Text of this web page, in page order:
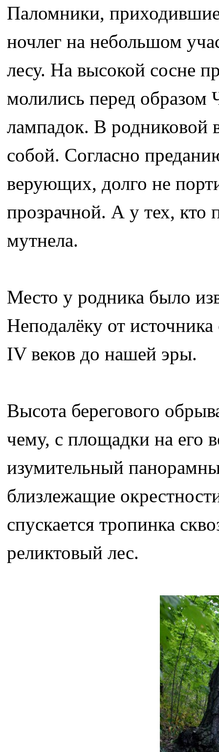
Паломники, приходившие
ночлег на небольшом
лесу. На высокой сосне
молились перед образом
лампадок. В родниковой
собой. Согласно
верующих, долго не
прозрачной. А у тех, кто
мутнела.
Место у родника было
Неподалёку от
IV веков до нашей эры.
Высота берегового
чему, с площадки на его
изумительный
близлежащие
спускается тропинка
реликтовый лес.